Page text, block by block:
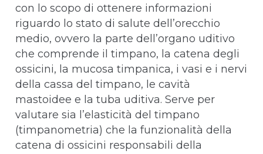
con lo scopo di ottenere informazioni
riguardo lo stato di salute dell’orecchio
medio, ovvero la parte dell’organo uditivo
che comprende il timpano, la catena degli
ossicini, la mucosa timpanica, i vasi e i nervi
della cassa del timpano, le cavità
mastoidee e la tuba uditiva. Serve per
valutare sia l’elasticità del timpano
(timpanometria) che la funzionalità della
catena di ossicini responsabili della